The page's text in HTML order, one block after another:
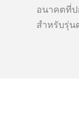
อนาคตที่
สำหรับรุ่น